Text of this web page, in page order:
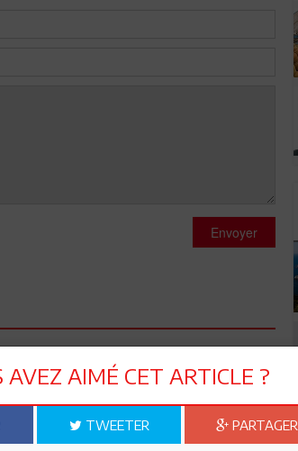
Envoyer
de désirs inconscients. Alors, devrions-
?
AVEZ AIMÉ CET ARTICLE ?
TWEETER PARTAGER